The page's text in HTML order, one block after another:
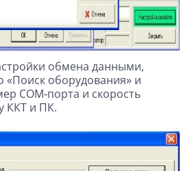
обмена данными,
«Поиск оборудования» и
COM‑порта и скорость
ККТ и ПК.